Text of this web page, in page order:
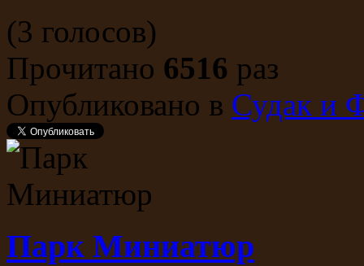
(3 голосов)
Прочитано 6516 раз
Опубликовано в Судак и
Парк Миниатюр